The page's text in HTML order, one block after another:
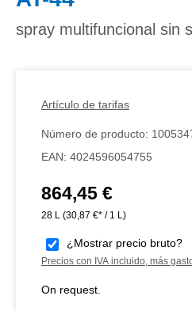
spray multifuncional sin
Artículo de tarifas
Número de producto:
EAN: 4024596054755
Precio normal:
864,45 €
28 L (30,87 €* / 1 L)
¿Mostrar precio bruto?
Precios con IVA incluido, más
On request.